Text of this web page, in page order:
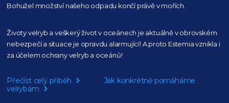
Bohužel množství našeho odpadu končí právě v mořích.
Životy velryb a veškerý život v oceánech je aktuálněv obrovském
nebezpečí a situace je opravdu alarmující! A proto Estemia vznikla i
za účelem ochrany velryb a oceánů!
Přečíst celý příběh
Jak konkrétně pomáháme
velrybám